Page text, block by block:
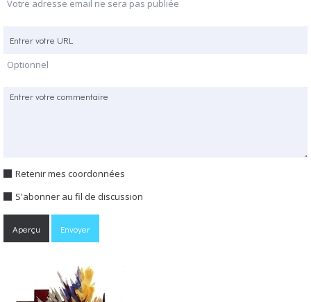
Votre adresse email ne sera pas publiée
Optionnel
Retenir mes coordonnées
S'abonner au fil de discussion